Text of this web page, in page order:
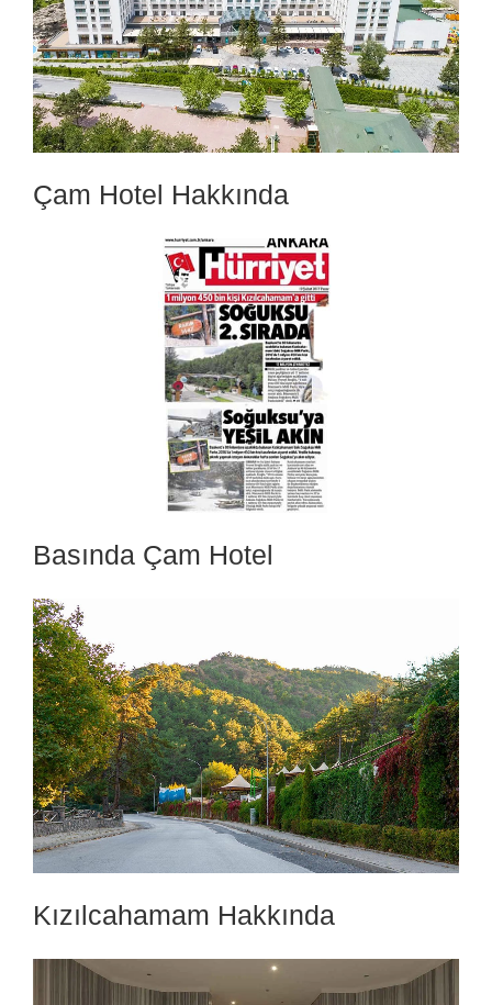
Çam Hotel Hakkında
Basında Çam Hotel
Kızılcahamam Hakkında